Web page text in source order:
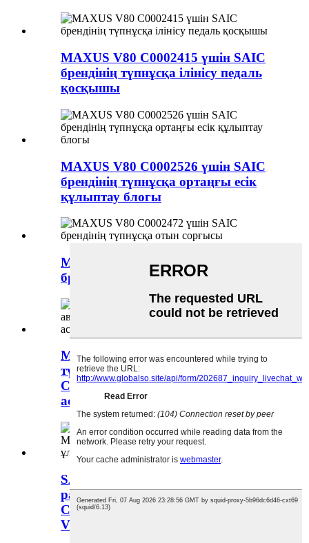
MAXUS V80 C0002415 үшін SAIC
брендінің түпнұсқа ілінісу педаль
қосқышы
MAXUS V80 C0002526 үшін SAIC
брендінің түпнұсқа ортаңғы есік
құлыптау блогы
MAXUS V80 C0002472 үшін SAIC
брендінің түпнұсқа отын сорғысы
MAXUS V80 SAIC брендінің
түпнұсқа авто бөлшектері
C0002430 үшін радиатор
астындағы резеңке төсем
SAIC брендінің түпнұсқа
радиаторы – MAXUS V80
C0002428 үшін ұлттық IV / ұлттық
V